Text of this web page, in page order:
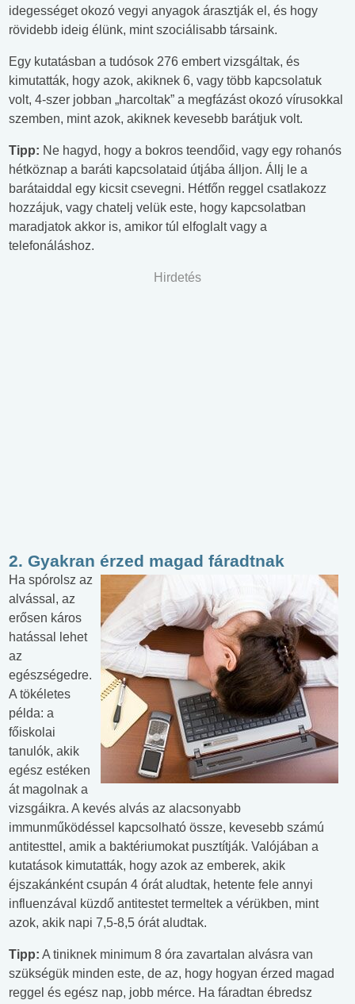
idegességet okozó vegyi anyagok árasztják el, és hogy
rövidebb ideig élünk, mint szociálisabb társaink.
Egy kutatásban a tudósok 276 embert vizsgáltak, és
kimutatták, hogy azok, akiknek 6, vagy több kapcsolatuk
volt, 4-szer jobban „harcoltak” a megfázást okozó vírusokkal
szemben, mint azok, akiknek kevesebb barátjuk volt.
Tipp: Ne hagyd, hogy a bokros teendőid, vagy egy rohanós
hétköznap a baráti kapcsolataid útjába álljon. Állj le a
barátaiddal egy kicsit csevegni. Hétfőn reggel csatlakozz
hozzájuk, vagy chatelj velük este, hogy kapcsolatban
maradjatok akkor is, amikor túl elfoglalt vagy a
telefonáláshoz.
Hirdetés
2. Gyakran érzed magad fáradtnak
Ha spórolsz az
alvással, az
erősen káros
hatással lehet
az
egészségedre.
A tökéletes
példa: a
főiskolai
tanulók, akik
egész estéken
át magolnak a
vizsgáikra. A kevés alvás az alacsonyabb
immunműködéssel kapcsolható össze, kevesebb számú
antitesttel, amik a baktériumokat pusztítják. Valójában a
kutatások kimutatták, hogy azok az emberek, akik
éjszakánként csupán 4 órát aludtak, hetente fele annyi
influenzával küzdő antitestet termeltek a vérükben, mint
azok, akik napi 7,5-8,5 órát aludtak.
Tipp: A tiniknek minimum 8 óra zavartalan alvásra van
szükségük minden este, de az, hogy hogyan érzed magad
reggel és egész nap, jobb mérce. Ha fáradtan ébredsz